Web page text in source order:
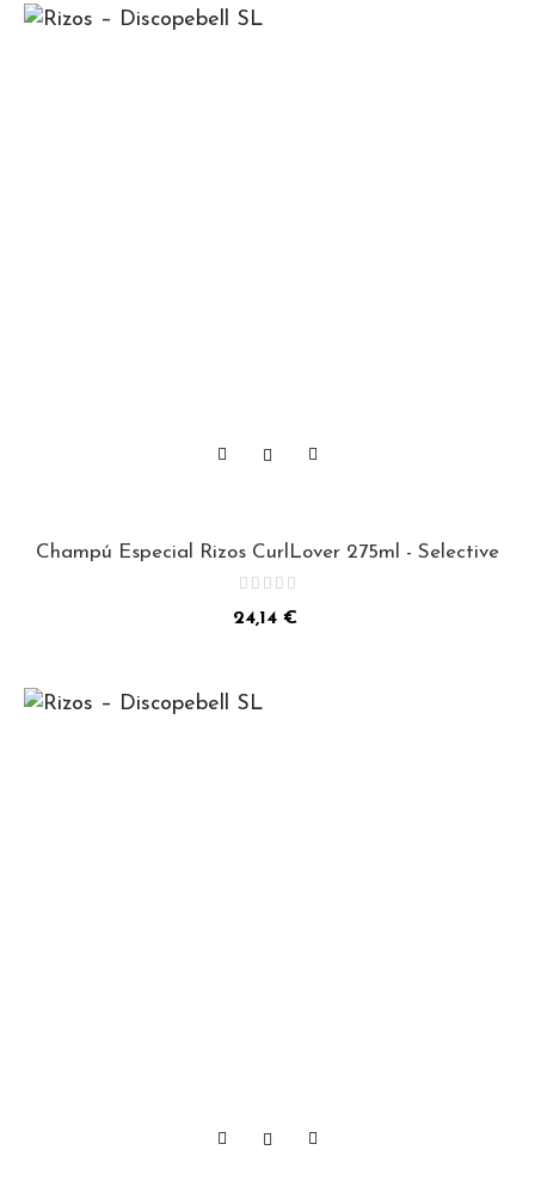
Champú Especial Rizos CurlLover 275ml - Selective
Precio
24,14 €